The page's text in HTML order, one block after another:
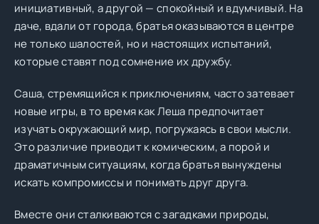
инициативный, а другой — спокойный и вдумчивый. На
даче, вдали от города, братья оказываются в центре
не только шалостей, но и настоящих испытаний,
которые ставят под сомнение их дружбу.
Саша, стремящийся к приключениям, часто затевает
новые игры, в то время как Леша предпочитает
изучать окружающий мир, погружаясь в свои мысли.
Это различие приводит к комическим, а порой и
драматичным ситуациям, когда братья вынуждены
искать компромиссы и понимать друг друга.
Вместе они сталкиваются с загадками природы,